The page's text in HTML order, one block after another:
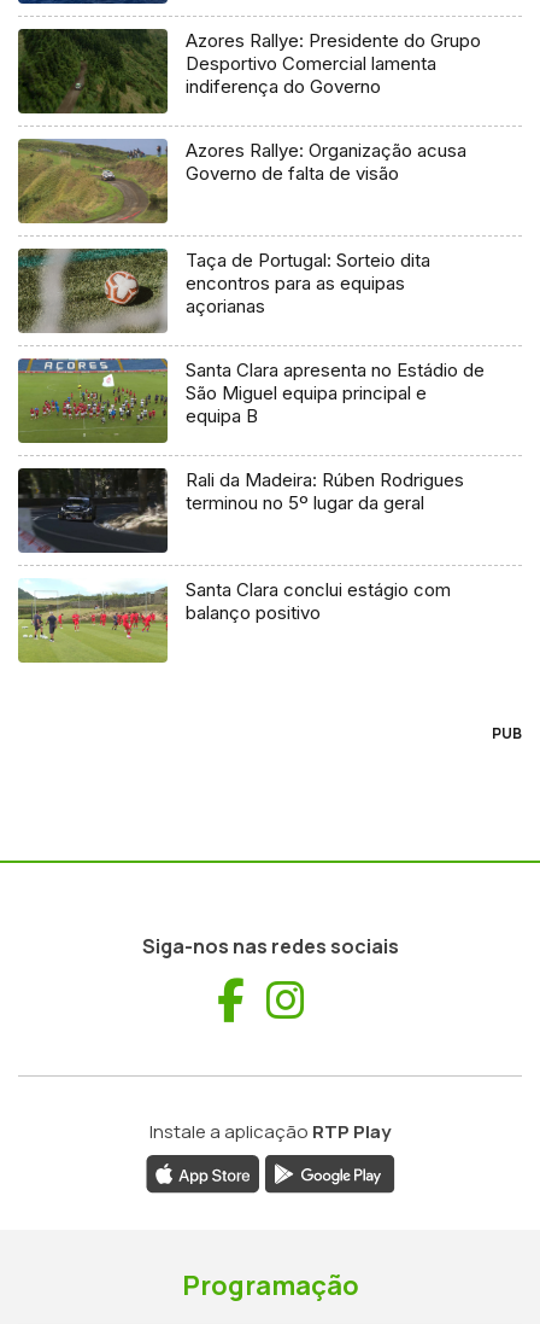
Azores Rallye: Presidente do Grupo
Desportivo Comercial lamenta
indiferença do Governo
Azores Rallye: Organização acusa
Governo de falta de visão
Taça de Portugal: Sorteio dita
encontros para as equipas
açorianas
Santa Clara apresenta no Estádio de
São Miguel equipa principal e
equipa B
Rali da Madeira: Rúben Rodrigues
terminou no 5º lugar da geral
Santa Clara conclui estágio com
balanço positivo
PUB
Siga-nos nas redes sociais
Facebook
Instale a aplicação RTP Play
Programação